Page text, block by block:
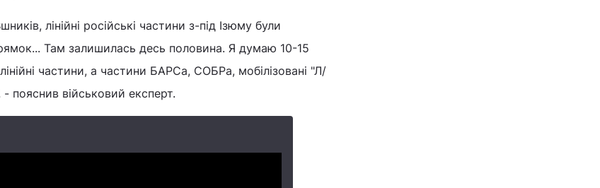
лінійні російські частини з-під Ізюму були
Там залишилась десь половина. Я думаю 10-15
частини, а частини БАРСа, СОБРа, мобілізовані "Л/
пояснив військовий експерт.